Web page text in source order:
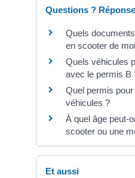
Questions ?
Quels
en scooter de
Quels véhicules
avec le permis B
Quel permis
véhicules ?
À quel âge peut-
scooter ou une
Et aussi